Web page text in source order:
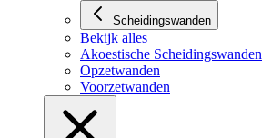
Scheidingswanden
Bekijk alles
Akoestische Scheidingswanden
Opzetwanden
Voorzetwanden